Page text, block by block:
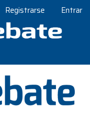
Registrarse Entrar